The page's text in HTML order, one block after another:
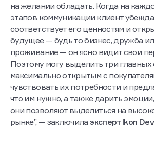
на желании обладать. Когда на
этапов коммуникации клиент
соответствует его ценностям и
будущее — будь то бизнес, дружба
проживание — он ясно видит свои
Поэтому могу выделить три главных
максимально открытым с
чувствовать их потребности и
что им нужно, а также дарить
они позволяют выделиться на
рынке”, — заключилаэксперт Ikon